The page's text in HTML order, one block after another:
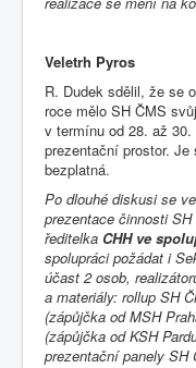
Veletrh Pyros
R. Dudek sdělil, že se
roce mělo SH ČMS
v termínu od 28. až
prezentační prostor.
bezplatná.
Po dlouhé diskusi se
prezentace činnosti
ředitelka CHH ve
spolupráci požádat i
účast 2 osob,
a materiály: rollup SH
(zápůjčka od MSH
(zápůjčka od KSH
prezentační panely SH